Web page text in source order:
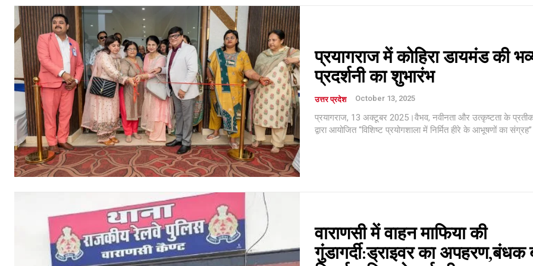
/ forever
Etiam est nibh, lobortis sit
Praesent euismod ac
Ut mollis pellentesque tortor
Nullam eu erat condimentum
Donec quis est ac felis
Orci varius natoque dolor
Ut mollis
Nullam eu erat
प्रयागराज में कोहिरा डायमंड की
प्रदर्शनी का शुभारंभ
उत्तर प्रदेश October 13, 2025
प्रयागराज, 13 अक्टूबर 2025।वैभव, नवीनता और उत्कृष्टता के प्रतीक
द्वारा आयोजित “विशिष्ट प्रयोगशाला में निर्मित हीरे के आभूषणों का संग्रह”
वाराणसी में वाहन माफिया की
गुंडागर्दी:ड्राइवर का अपहरण,बंधक